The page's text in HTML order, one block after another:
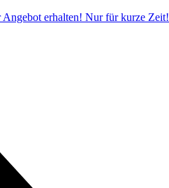
Angebot erhalten! Nur für kurze Zeit!